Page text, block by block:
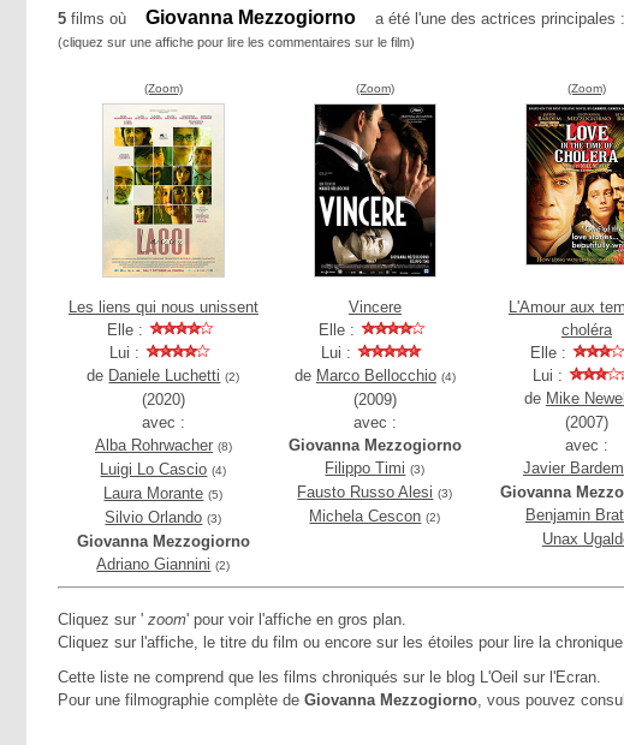
5 films où Giovanna Mezzogiorno a été l'une des actrices principales :
(cliquez sur une affiche pour lire les commentaires sur le film)
(Zoom)
Les liens qui nous unissent
Elle :
Lui :
de Daniele Luchetti (2)
(2020)
avec :
Alba Rohrwacher (8)
Luigi Lo Cascio (4)
Laura Morante (5)
Silvio Orlando (3)
Giovanna Mezzogiorno
Adriano Giannini (2)
(Zoom)
Vincere
Elle :
Lui :
de Marco Bellocchio (4)
(2009)
avec :
Giovanna Mezzogiorno
Filippo Timi (3)
Fausto Russo Alesi (3)
Michela Cescon (2)
(Zoom)
L'Amour aux
choléra
Elle :
Lui :
de Mike Newell
(2007)
avec :
Javier Bardem
Giovanna
Benjamin
Unax
Cliquez sur ' zoom' pour voir l'affiche en gros plan.
Cliquez sur l'affiche, le titre du film ou encore sur les étoiles pour lire la
Cette liste ne comprend que les films chroniqués sur le blog L'Oeil sur l'Ecran.
Pour une filmographie complète de Giovanna Mezzogiorno, vous pouvez